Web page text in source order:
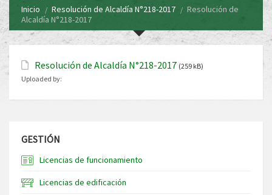
Inicio Resolución de Alcaldía N°218-2017
Resolución de
Alcaldía N°218-2017
Resolución de Alcaldía N°218-2017 (259 kB)
Uploaded by:
GESTIÓN
Licencias de funcionamiento
Licencias de edificación